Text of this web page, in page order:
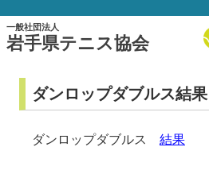
一般社団法人
岩手県テニス協会
ダンロップダブルス結果
ダンロップダブルス 結果